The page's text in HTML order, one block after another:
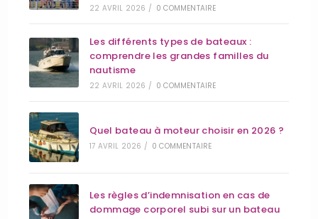
22 AVRIL 2026 / 0 COMMENTAIRE
Les différents types de bateaux :
comprendre les grandes familles du
nautisme
22 AVRIL 2026 / 0 COMMENTAIRE
Quel bateau à moteur choisir en 2026 ?
17 AVRIL 2026 / 0 COMMENTAIRE
Les règles d’indemnisation en cas de
dommage corporel subi sur un bateau